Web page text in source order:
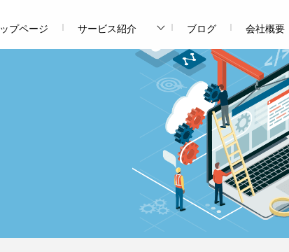
ップページ サービス紹介 ブログ 会社概要